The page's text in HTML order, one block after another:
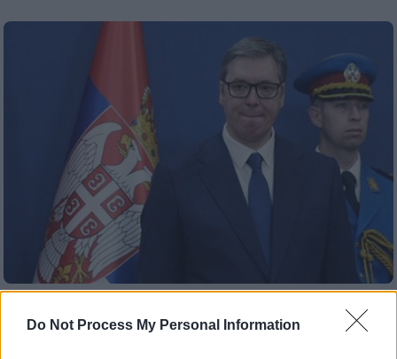
Do Not Process My Personal Information
Σερβία: Ο Βούτσιτς ικανοποίησε όλα τα